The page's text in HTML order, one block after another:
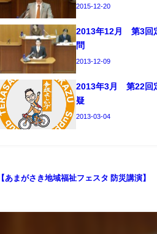
2015-12-20
2013年12月 第3回
問
2013-12-09
2013年3月 第22回
疑
2013-03-04
【あまがさき地域福祉フェスタ 防災講演】